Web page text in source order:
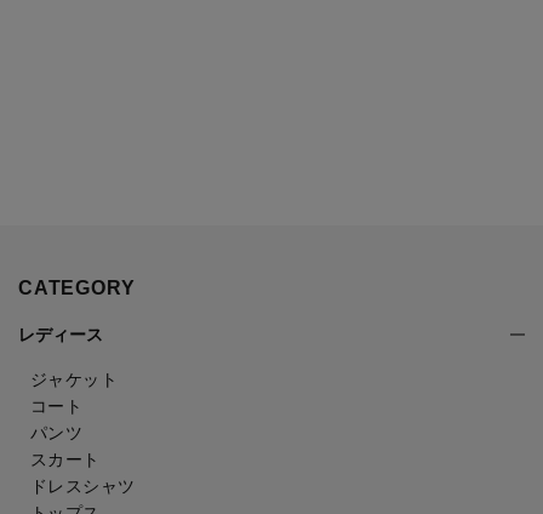
CATEGORY
レディース
ジャケット
コート
パンツ
スカート
ドレスシャツ